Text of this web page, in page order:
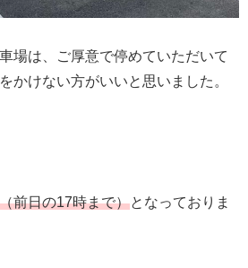
場は、ご厚意で停めていただいて
かけない方がいいと思いました。
前日の17時まで）となっておりま